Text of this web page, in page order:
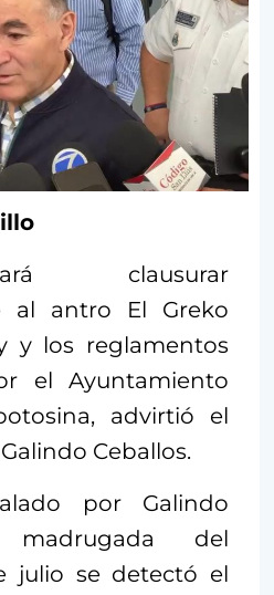
clausurar
al antro El Greko
y los reglamentos
el Ayuntamiento
advirtió el
Ceballos.
por Galindo
del
julio se detectó el